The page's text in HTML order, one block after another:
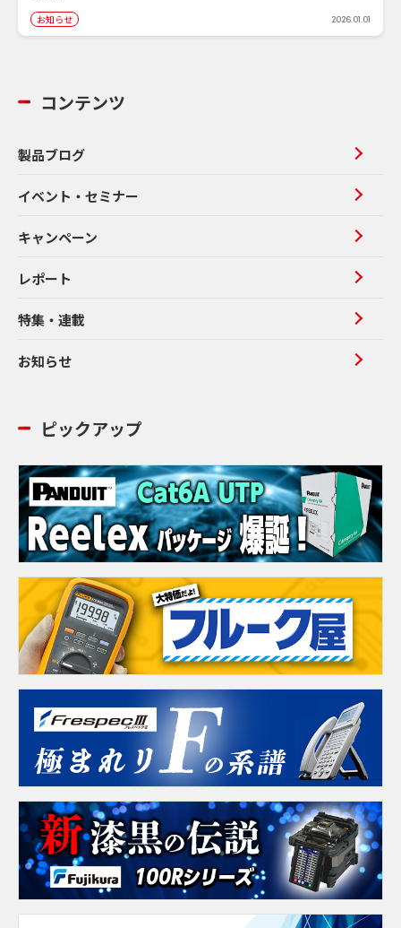
お知らせ 2026.01.01
コンテンツ
製品ブログ
イベント・セミナー
キャンペーン
レポート
特集・連載
お知らせ
ピックアップ